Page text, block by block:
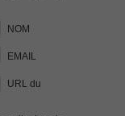
NOM
EMAIL
URL du